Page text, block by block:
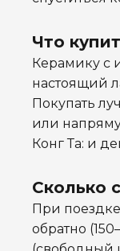
Что
Керамику с
настоящий
Покупать
или
Конг Та: и
Сколько
При поездке
обратно